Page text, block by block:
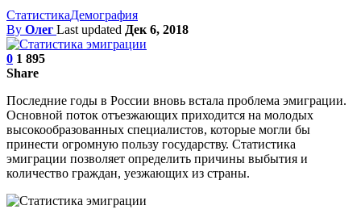
СтатистикаДемография
By Олег Last updated Дек 6, 2018
0 1 895
Share
Последние годы в России вновь встала проблема эмиграции.
Основной поток отъезжающих приходится на молодых
высокообразованных специалистов, которые могли бы
принести огромную пользу государству. Статистика
эмиграции позволяет определить причины выбытия и
количество граждан, уезжающих из страны.